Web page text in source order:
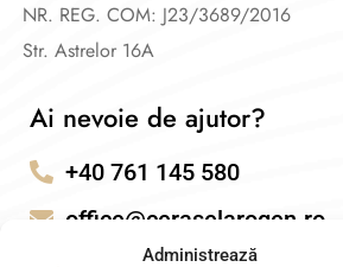
Administrează
NR. REG. COM: J23/3689/2016
Str. Astrelor 16A
Ai nevoie de ajutor?
+40 761 145 580
office@ceraselarogen.ro